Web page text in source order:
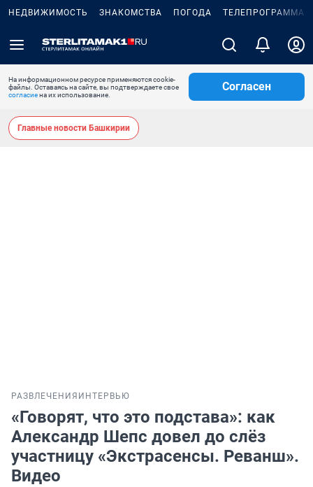
НЕДВИЖИМОСТЬ ЗНАКОМСТВА ПОГОДА ТЕЛЕПРОГРАММА
На информационном ресурсе применяются cookie-
файлы. Оставаясь на сайте, вы подтверждаете свое
согласиена их использование.
Согласен
Главные новости Башкирии
РАЗВЛЕЧЕНИЯ ИНТЕРВЬЮ
«Говорят, что это подстава»: как
Александр Шепс довел до слёз
участницу «Экстрасенсы. Реванш».
Видео